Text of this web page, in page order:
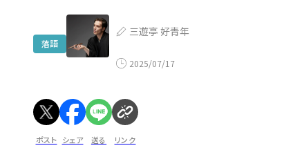
落語
三遊亭 好青年
2025/07/17
ポスト シェア 送る リンク